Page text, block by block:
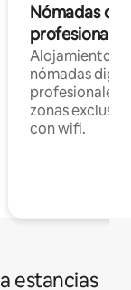
Nómadas
Alojamientos
nómadas
profesionales
zonas
con wifi.
estancias